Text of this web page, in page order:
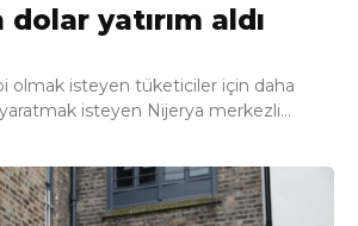
yatırım aldı
olmak isteyen tüketiciler için daha
isteyen Nijerya merkezli...